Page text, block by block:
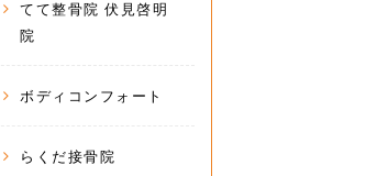
てて整骨院 伏見啓明
院
ボディコンフォート
らくだ接骨院